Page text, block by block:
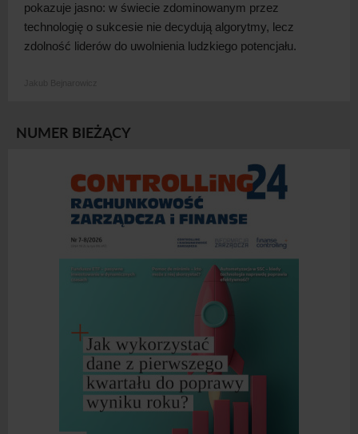
pokazuje jasno: w świecie zdominowanym przez
technologię o sukcesie nie decydują algorytmy, lecz
zdolność liderów do uwolnienia ludzkiego potencjału.
NUMER BIEŻĄCY